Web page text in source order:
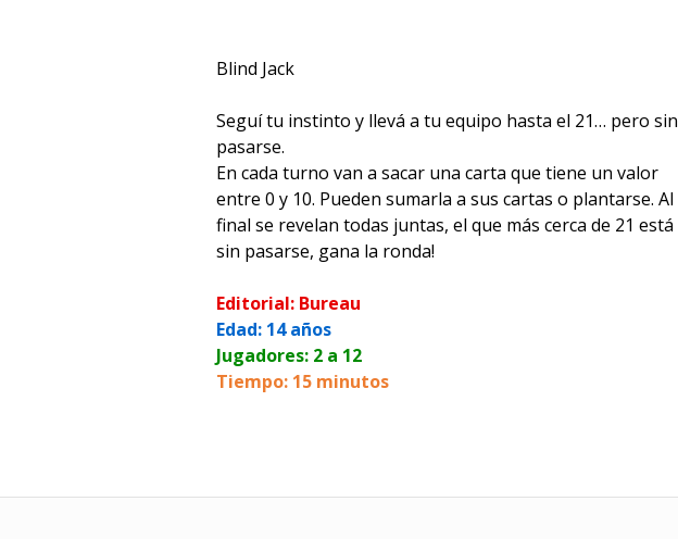
Blind Jack
Seguí tu instinto y llevá a tu equipo hasta el 21… pero sin
pasarse.
En cada turno van a sacar una carta que tiene un valor
entre 0 y 10. Pueden sumarla a sus cartas o plantarse. Al
final se revelan todas juntas, el que más cerca de 21 está
sin pasarse, gana la ronda!
Editorial: Bureau
Edad: 14 años
Jugadores: 2 a 12
Tiempo: 15 minutos